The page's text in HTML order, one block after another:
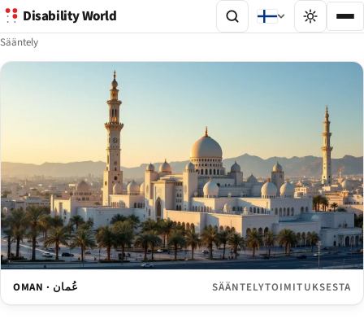
Disability World
Sääntely
OMAN · عُمان SÄÄNTELYTOIMITUKSESTA